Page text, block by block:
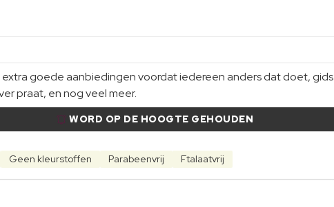
goede aanbiedingen voordat iedereen anders dat doet,
praat, en nog veel meer.
WORD OP DE HOOGTE GEHOUDEN
Geen kleurstoffen Parabeenvrij Ftalaatvrij